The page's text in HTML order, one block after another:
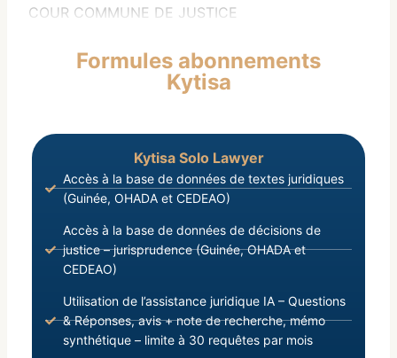
COUR COMMUNE DE JUSTICE
Formules abonnements
Kytisa
Kytisa Solo Lawyer
Accès à la base de données de textes juridiques
(Guinée, OHADA et CEDEAO)
Accès à la base de données de décisions de
justice – jurisprudence (Guinée, OHADA et
CEDEAO)
Utilisation de l’assistance juridique IA – Questions
& Réponses, avis + note de recherche, mémo
synthétique – limite à 30 requêtes par mois